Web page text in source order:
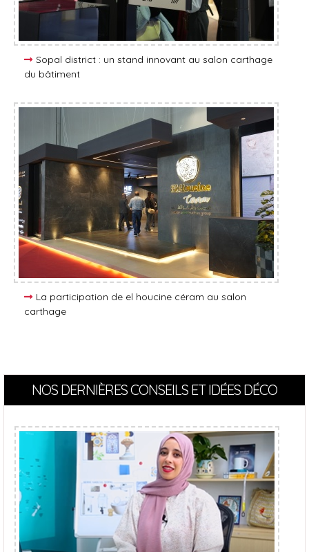
Sopal district : un stand innovant au salon carthage
du bâtiment
La participation de el houcine céram au salon
carthage
NOS DERNIÈRES CONSEILS ET IDÉES DÉCO